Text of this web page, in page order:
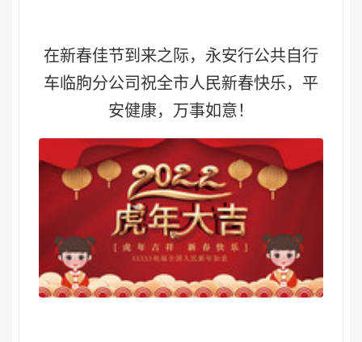
在新春佳节到来之际，永安行公共自行
车临朐分公司祝全市人民新春快乐，平
安健康，万事如意！